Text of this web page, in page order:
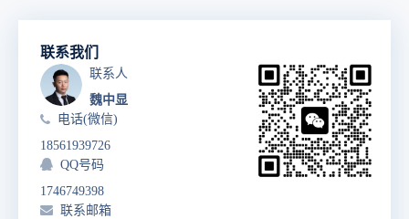
联系我们
联系人
魏中显
电话(微信)
18561939726
QQ号码
1746749398
联系邮箱